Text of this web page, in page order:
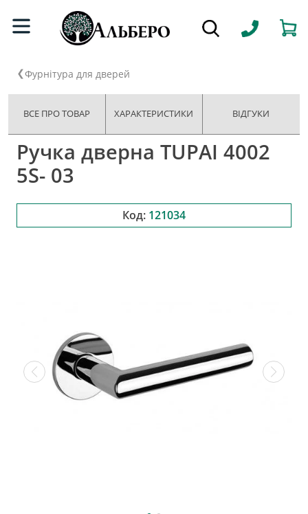
Фурнітура для дверей
ВСЕ ПРО ТОВАР ХАРАКТЕРИСТИКИ ВІДГУКИ
Ручка дверна TUPAI 4002
5S- 03
Код: 121034